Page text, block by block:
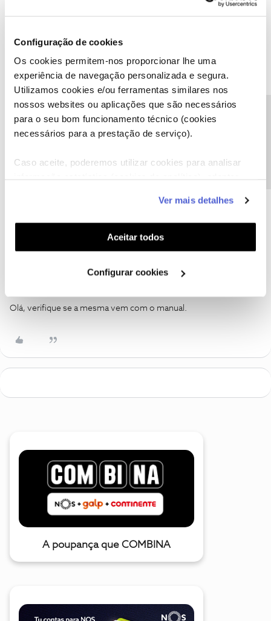
Configuração de cookies
Os cookies permitem-nos proporcionar lhe uma
experiência de navegação personalizada e segura.
Utilizamos cookies e/ou ferramentas similares nos
nossos websites ou aplicações que são necessários
para o seu bom funcionamento técnico (cookies
necessários para a prestação de serviço).
Caso aceite, poderemos utilizar cookies para analisar
funcionalidades (cookies de personalização e
funcionalidade) e adaptar anúncios aos seus interesses
(cookies de publicidade personalizada). Pode gerir a
utilização dos cookies clicando em "Configurar
Ver mais detalhes
Aceitar todos
Configurar cookies
A AntWar AUTOR Forum|Forum|6 years ago
equipamento e testar novamente fazer uma chamada ligada a
esse rede, para perceber se é do cartão ou do hotspot?
Após algumas experiências, parece-me que o problema está na
Olá, verifique se a mesma vem com o manual.
A poupança que COMBINA